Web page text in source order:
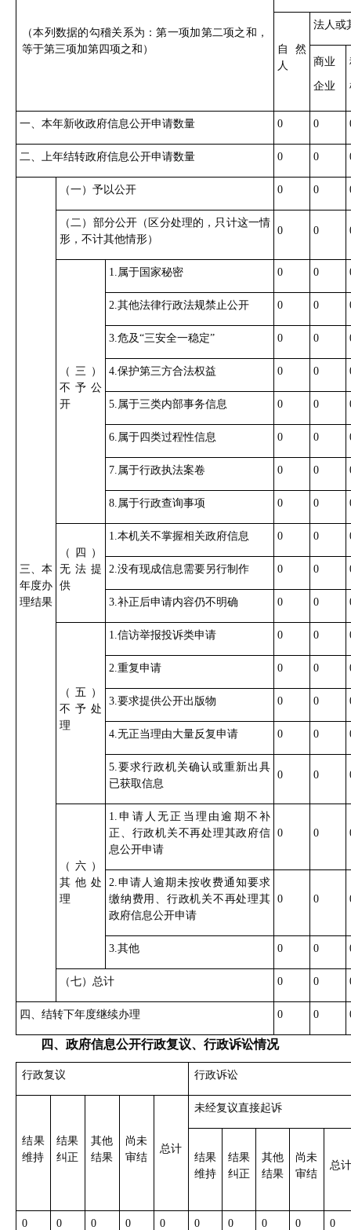
（本列数据的勾稽关系为：第一项加第二项之和，
等于第三项加第四项之和）
自然
人
法人或
商业
企业
一、本年新收政府信息公开申请数量 0 0
二、上年结转政府信息公开申请数量 0 0
三、本
年度办
理结果
（一）予以公开 0 0
（二）部分公开（区分处理的，只计这一情
形，不计其他情形）
0 0
（三）
不予公
开
1.属于国家秘密 0 0
2.其他法律行政法规禁止公开 0 0
3.危及“三安全一稳定” 0 0
4.保护第三方合法权益 0 0
5.属于三类内部事务信息 0 0
6.属于四类过程性信息 0 0
7.属于行政执法案卷 0 0
8.属于行政查询事项 0 0
（四）
无法提
供
1.本机关不掌握相关政府信息 0 0
2.没有现成信息需要另行制作 0 0
3.补正后申请内容仍不明确 0 0
（五）
不予处
理
1.信访举报投诉类申请 0 0
2.重复申请 0 0
3.要求提供公开出版物 0 0
4.无正当理由大量反复申请 0 0
5.要求行政机关确认或重新出具
已获取信息
0 0
（六）
其他处
理
1.申请人无正当理由逾期不补
正、行政机关不再处理其政府信
息公开申请
0 0
2.申请人逾期未按收费通知要求
缴纳费用、行政机关不再处理其
政府信息公开申请
0 0
3.其他 0 0
（七）总计 0 0
四、结转下年度继续办理 0 0
四、政府信息公开行政复议、行政诉讼情况
行政复议 行政诉讼
结果
维持
结果
纠正
其他
结果
尚未
审结
总计
未经复议直接起诉
结果
维持
结果
纠正
其他
结果
尚未
审结
总计
0 0 0 0 0 0 0 0 0 0